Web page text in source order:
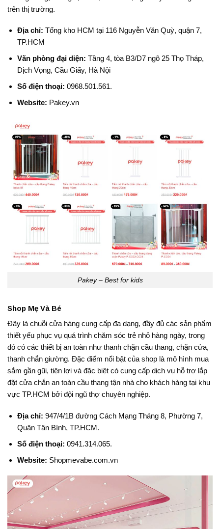
trên thị trường.
Địa chỉ: Tổng kho HCM tại 116 Nguyễn Văn Quỳ, quận 7,
TP.HCM
Văn phòng đại diện: Tầng 4, tòa B3/D7 ngõ 25 Thọ Tháp,
Dịch Vọng, Cầu Giấy, Hà Nội
Số điện thoại: 0968.501.561.
Website: Pakey.vn
Pakey – Best for kids
Shop Mẹ Và Bé
Đây là chuỗi cửa hàng cung cấp đa dạng, đầy đủ các sản phẩm
thiết yếu phục vụ quá trình chăm sóc trẻ nhỏ hàng ngày, trong
đó có các thiết bị an toàn như thanh chặn cầu thang, chặn cửa,
thanh chắn giường. Đặc điểm nổi bật của shop là mô hình mua
sắm gần gũi, tiện lợi và đặc biệt có cung cấp dịch vụ hỗ trợ lắp
đặt cửa chắn an toàn cầu thang tận nhàcho khách hàng tại khu
vực TP.HCM bởi đội ngũ thợ chuyên nghiệp.
Địa chỉ: 947/4/1B đường Cách Mạng Tháng 8, Phường 7,
Quận Tân Bình, TP.HCM.
Số điện thoại: 0941.314.065.
Website: Shopmevabe.com.vn